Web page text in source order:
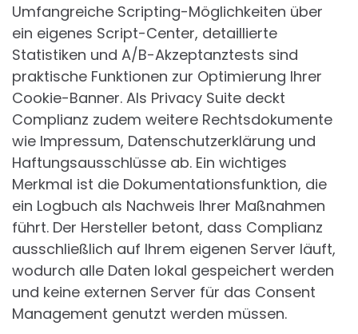
Umfangreiche Scripting-Möglichkeiten über
ein eigenes Script-Center, detaillierte
Statistiken und A/B-Akzeptanztests sind
praktische Funktionen zur Optimierung Ihrer
Cookie-Banner. Als Privacy Suite deckt
Complianz zudem weitere Rechtsdokumente
wie Impressum, Datenschutzerklärung und
Haftungsausschlüsse ab. Ein wichtiges
Merkmal ist die Dokumentationsfunktion, die
ein Logbuch als Nachweis Ihrer Maßnahmen
führt. Der Hersteller betont, dass Complianz
ausschließlich auf Ihrem eigenen Server läuft,
wodurch alle Daten lokal gespeichert werden
und keine externen Server für das Consent
Management genutzt werden müssen.